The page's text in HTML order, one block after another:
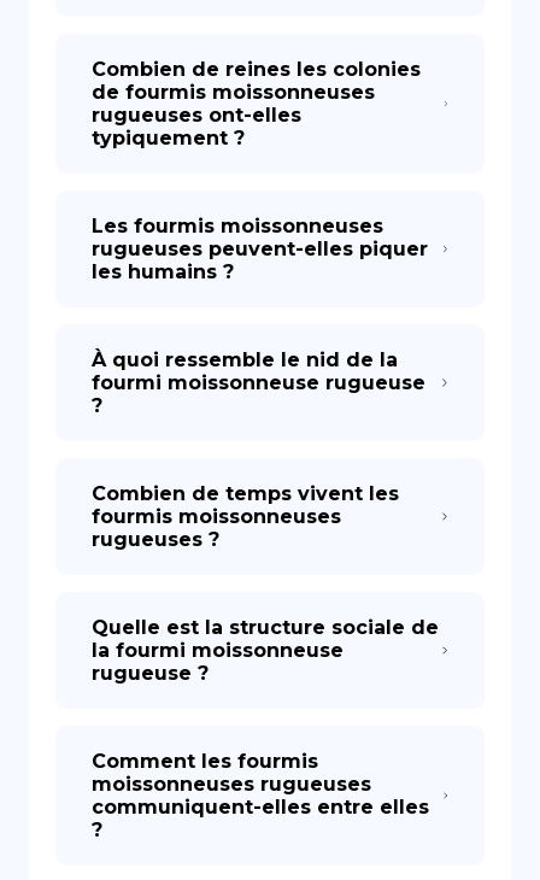
Combien de reines les colonies
de fourmis moissonneuses
rugueuses ont-elles
typiquement ?
Les fourmis moissonneuses
rugueuses peuvent-elles piquer
les humains ?
À quoi ressemble le nid de la
fourmi moissonneuse rugueuse
?
Combien de temps vivent les
fourmis moissonneuses
rugueuses ?
Quelle est la structure sociale de
la fourmi moissonneuse
rugueuse ?
Comment les fourmis
moissonneuses rugueuses
communiquent-elles entre elles
?